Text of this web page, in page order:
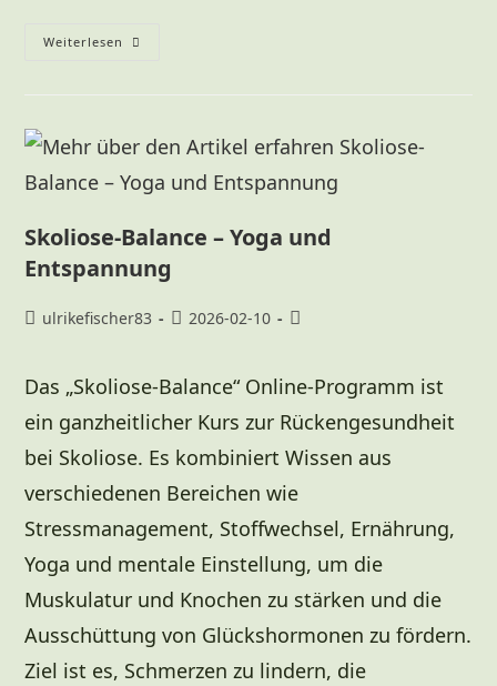
Weiterlesen
Skoliose-Balance – Yoga und
Entspannung
ulrikefischer83 2026-02-10
Das „Skoliose-Balance“ Online-Programm ist
ein ganzheitlicher Kurs zur Rückengesundheit
bei Skoliose. Es kombiniert Wissen aus
verschiedenen Bereichen wie
Stressmanagement, Stoffwechsel, Ernährung,
Yoga und mentale Einstellung, um die
Muskulatur und Knochen zu stärken und die
Ausschüttung von Glückshormonen zu fördern.
Ziel ist es, Schmerzen zu lindern, die